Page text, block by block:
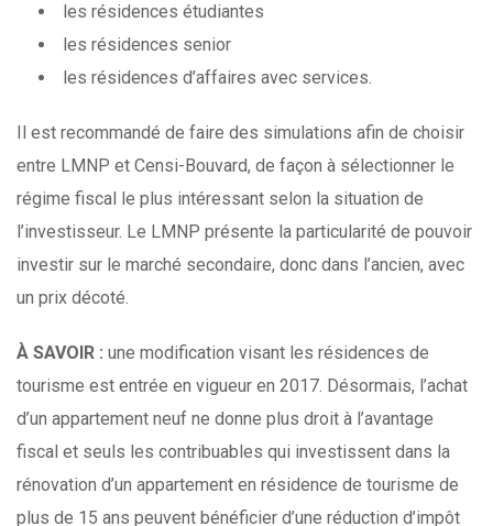
les résidences étudiantes
les résidences senior
les résidences d’affaires avec services.
Il est recommandé de faire des simulations afin de choisir
entre LMNP et Censi-Bouvard, de façon à sélectionner le
régime fiscal le plus intéressant selon la situation de
l’investisseur. Le LMNP présente la particularité de pouvoir
investir sur le marché secondaire, donc dans l’ancien, avec
un prix décoté.
À SAVOIR : une modification visant les résidences de
tourisme est entrée en vigueur en 2017. Désormais, l’achat
d’un appartement neuf ne donne plus droit à l’avantage
fiscal et seuls les contribuables qui investissent dans la
rénovation d’un appartement en résidence de tourisme de
plus de 15 ans peuvent bénéficier d’une réduction d’impôt